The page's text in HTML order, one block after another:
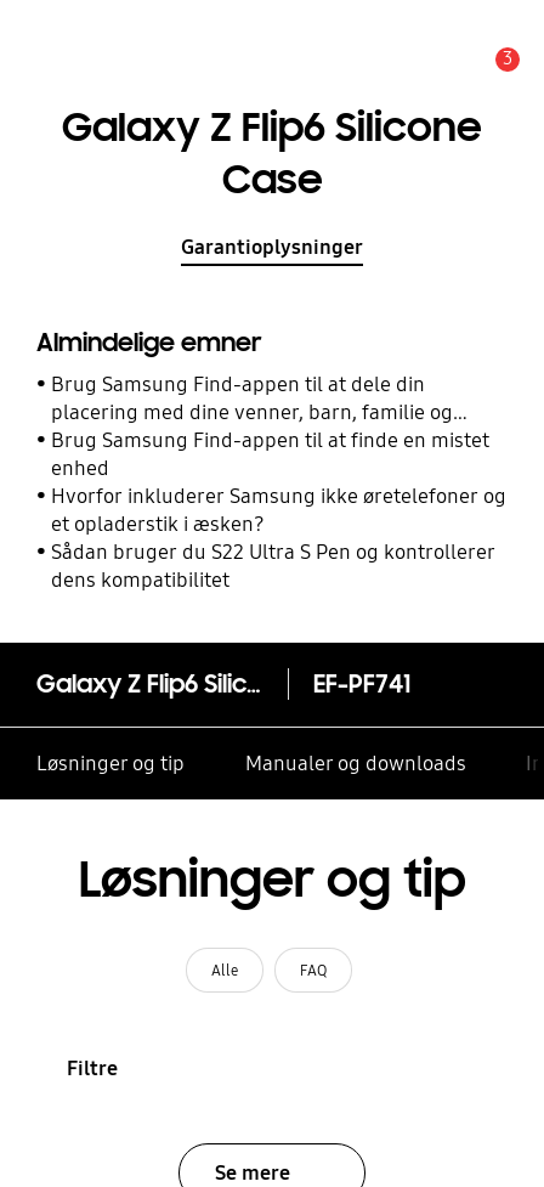
3
Galaxy Z Flip6 Silicone
Case
Garantioplysninger
Almindelige emner
Brug Samsung Find-appen til at dele din
placering med dine venner, barn, familie og
andre kontakter
Brug Samsung Find-appen til at finde en mistet
enhed
Hvorfor inkluderer Samsung ikke øretelefoner og
et opladerstik i æsken?
Sådan bruger du S22 Ultra S Pen og kontrollerer
dens kompatibilitet
Galaxy Z Flip6 Silicone Case EF-PF741
Løsninger og tip Manualer og downloads
Løsninger og tip
Alle FAQ
Filtre
Se mere